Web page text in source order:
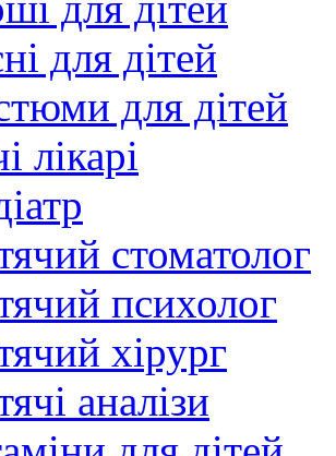
для дітей
для дітей
лікарі
стоматолог
психолог
хірург
аналізи